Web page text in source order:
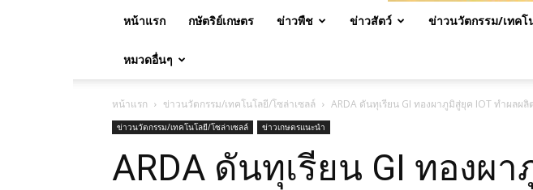
หน้าแรก กษัตริย์เกษตร ข่าวพืช ข่าวสัตว์ ข่าวนวัตกรรม/เทค
หมวดอื่นๆ
หน้าแรก ข่าวนวัตกรรม/เทคโนโลยี/โซล่าเซลล์ ARDA ดันทุเรียน GI ทองผาภูมิสู่ยุค IOT ทำผลผ
ข่าวนวัตกรรม/เทคโนโลยี/โซล่าเซลล์ ข่าวเกษตรแนะนำ
ARDA ดันทุเรียน GI ทองผ